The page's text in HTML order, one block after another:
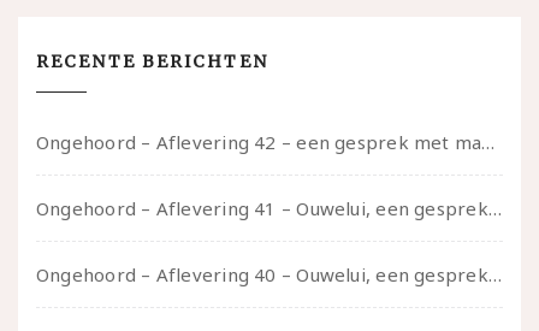
RECENTE BERICHTEN
Ongehoord – Aflevering 42 – een gesprek met marijn over seksueel opbloeien, het ouderschap uitvinden en verschillende leeftijden in je mee dragen
Ongehoord – Aflevering 41 – Ouwelui, een gesprek met Marcelle over polyamorie op latere leeftijd, (mantel)zorg voor je partners en seksueel plezier.
Ongehoord – Aflevering 40 – Ouwelui, een gesprek met Sadie Lune over vormende relaties en de geschiedenis van de queer pornobeweging